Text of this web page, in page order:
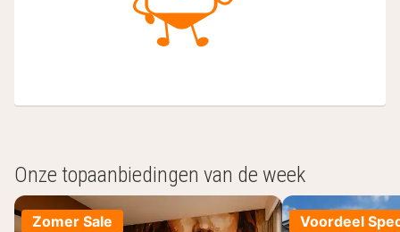
Onze topaanbiedingen van de week
Zomer Sale Voordeel